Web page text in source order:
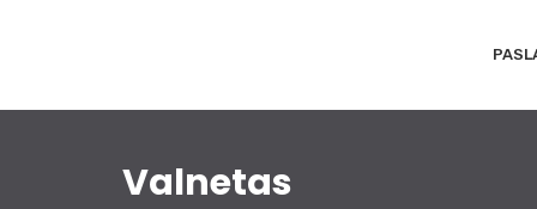
Valnetas